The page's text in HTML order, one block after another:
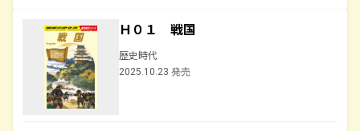
Ｈ０１ 戦国
歴史時代
2025.10.23 発売